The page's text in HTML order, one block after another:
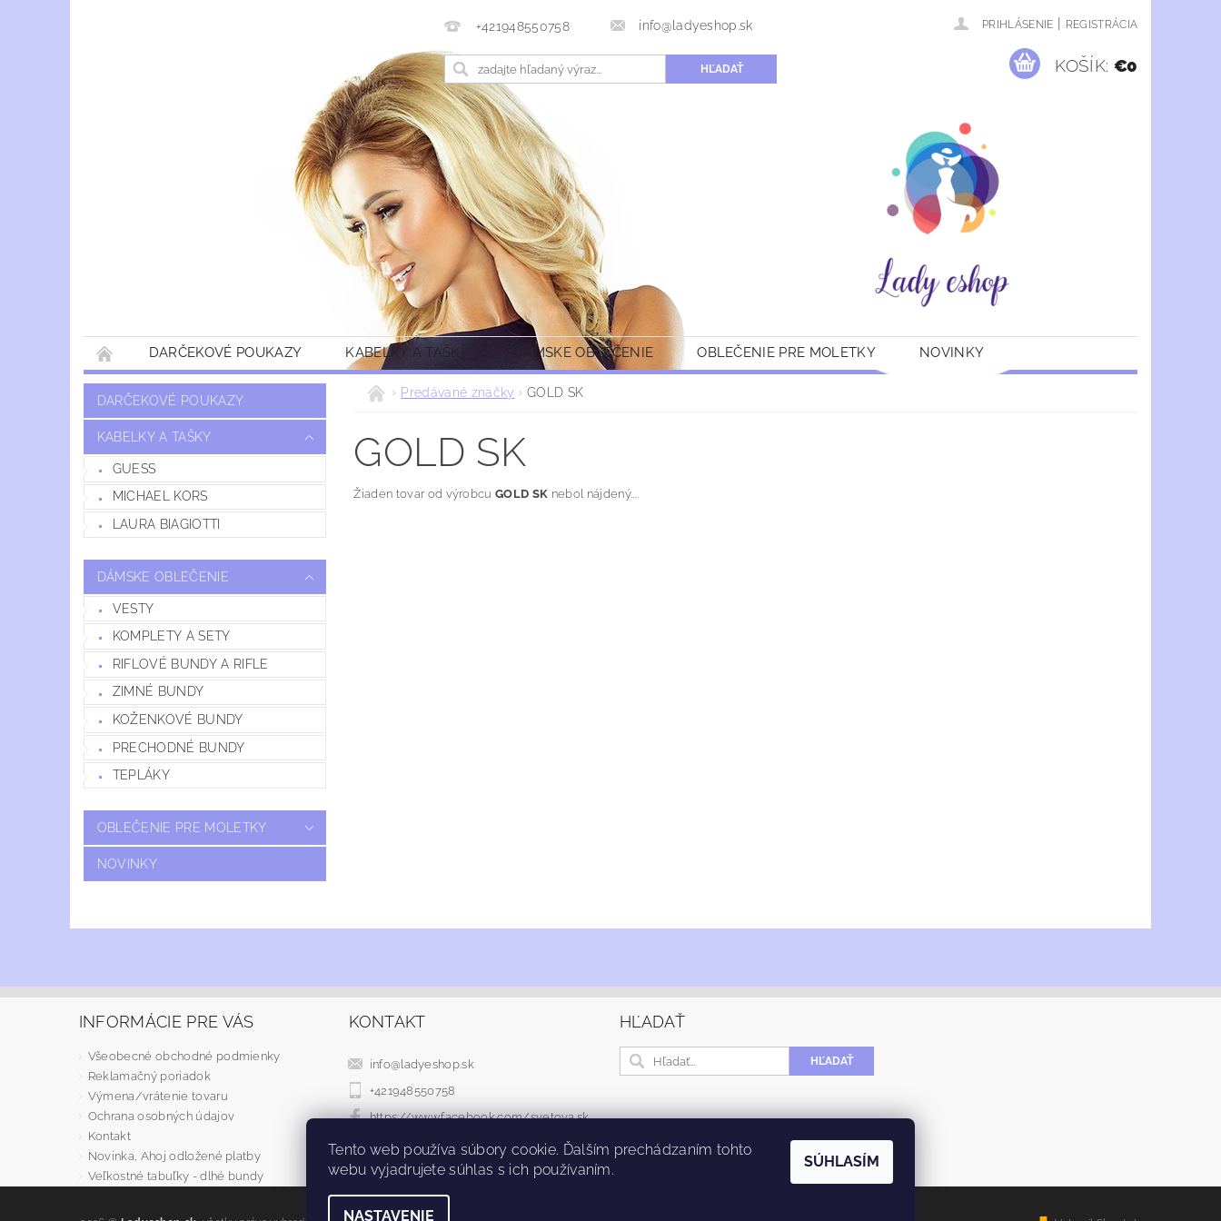
+421948550758 info@ladyeshop.sk PRIHLÁSENIE | REGISTRÁCIA
KOŠÍK: €0
DARČEKOVÉ POUKAZY KABELKY A TAŠKY DÁMSKE OBLEČENIE OBLEČENIE PRE MOLETKY NOVINKY
DARČEKOVÉ POUKAZY
KABELKY A TAŠKY
GUESS
MICHAEL KORS
LAURA BIAGIOTTI
DÁMSKE OBLEČENIE
VESTY
KOMPLETY A SETY
RIFLOVÉ BUNDY A RIFLE
ZIMNÉ BUNDY
KOŽENKOVÉ BUNDY
PRECHODNÉ BUNDY
TEPLÁKY
OBLEČENIE PRE MOLETKY
NOVINKY
Predávané značky GOLD SK
GOLD SK
Žiaden tovar od výrobcuGOLD SK nebol nájdený....
INFORMÁCIE PRE VÁS
Všeobecné obchodné podmienky
Reklamačný poriadok
Výmena/vrátenie tovaru
Ochrana osobných údajov
Kontakt
Novinka, Ahoj odložené platby
Veľkostné tabuľky - dlhé bundy
KONTAKT
info@ladyeshop.sk
+421948550758
https://www.facebook.com/svetova.sk
HĽADAŤ
Tento web používa súbory cookie. Ďalším prechádzaním tohto
webu vyjadrujete súhlas s ich používaním.
NASTAVENIE
SÚHLASÍM